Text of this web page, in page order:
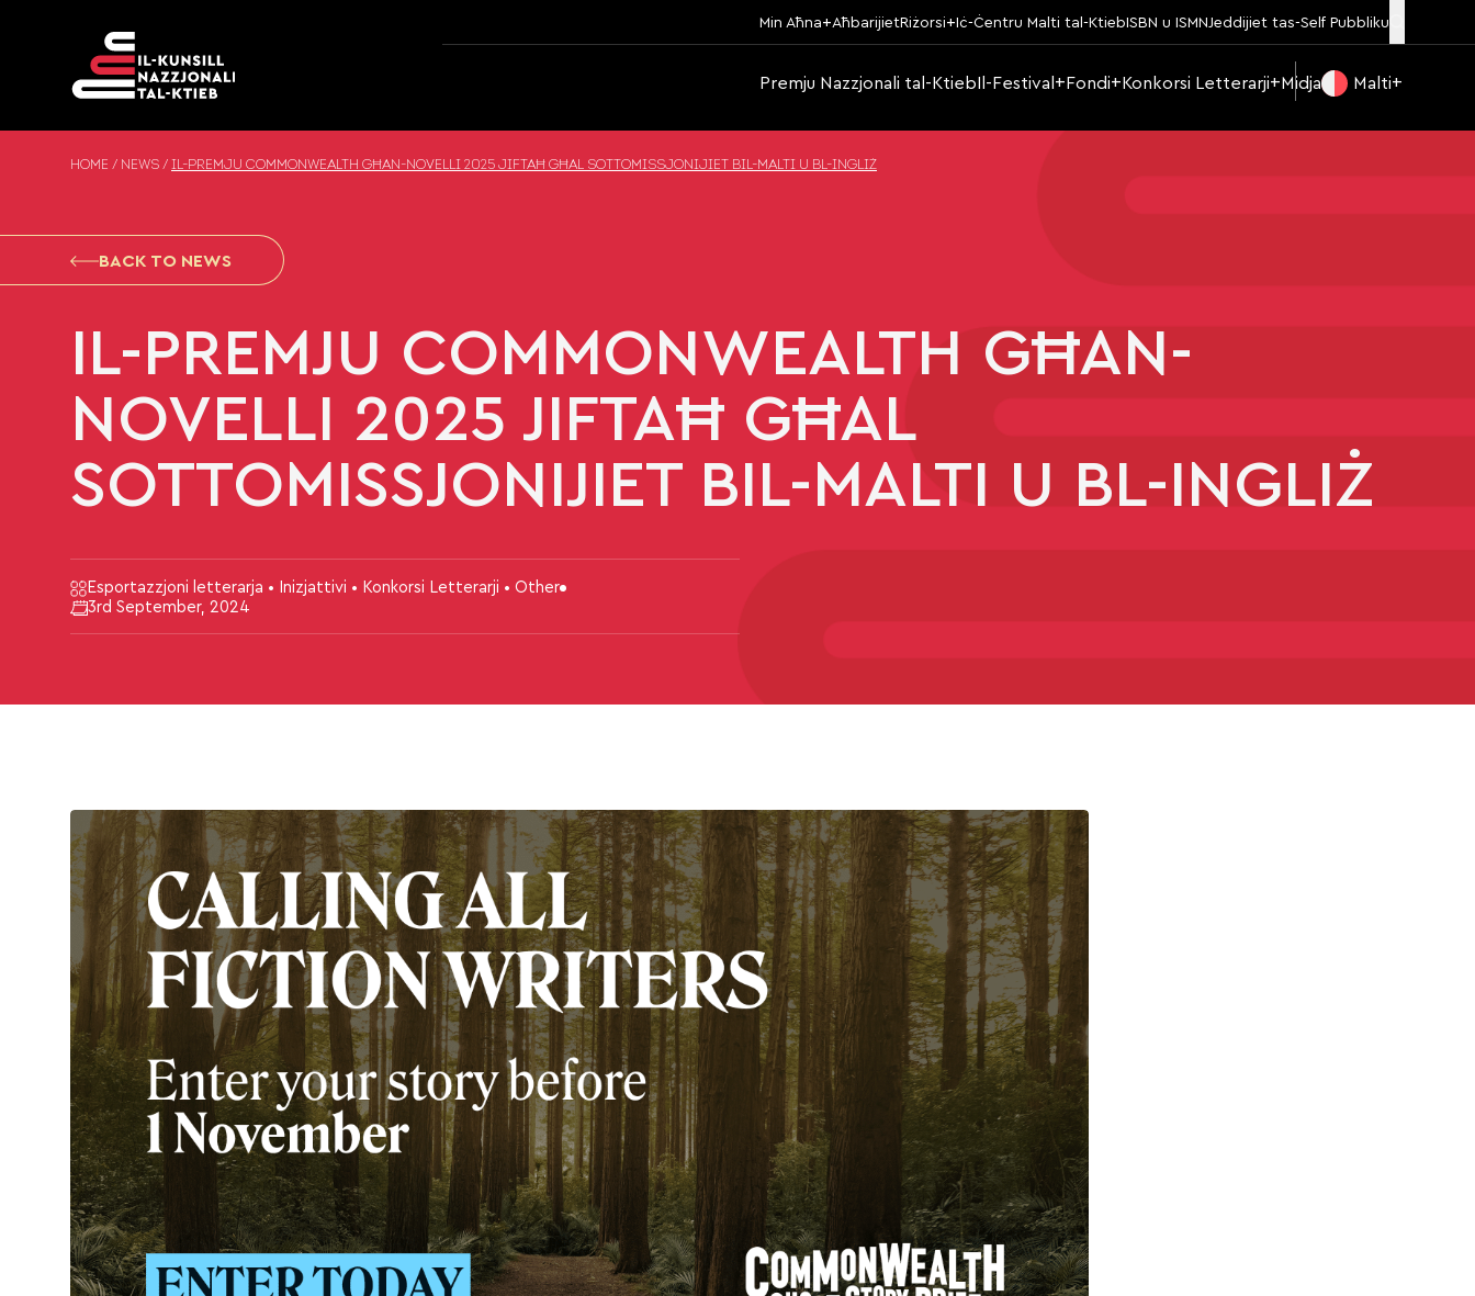
Min Aħna AħbarijietRiżorsi Iċ-Ċentru Malti tal-Ktieb ISBN u ISMNJeddijiet tas-Self Pubbliku
Premju Nazzjonali tal-Ktieb Il-Festival Fondi Konkorsi Letterarji Midja Malti
HOME / NEWS / IL-PREMJU COMMONWEALTH GĦAN-NOVELLI 2025 JIFTAĦ GĦAL SOTTOMISSJONIJIET BIL-MALTI U BL-INGLIŻ
BACK TO NEWS
IL-PREMJU COMMONWEALTH GĦAN-
NOVELLI 2025 JIFTAĦ GĦAL
SOTTOMISSJONIJIET BIL-MALTI U BL-INGLIŻ
Esportazzjoni letterarja • Inizjattivi • Konkorsi Letterarji • Other
3rd September, 2024